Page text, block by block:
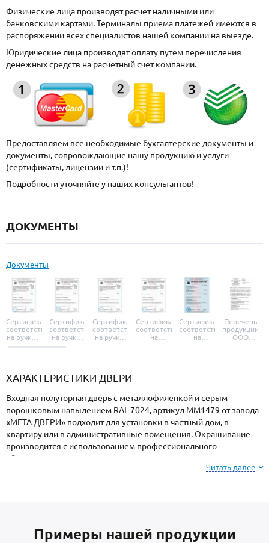
Физические лица производят расчет наличными или
банковскими картами. Терминалы приема платежей имеются в
распоряжении всех специалистов нашей компании на выезде.
Юридические лица производят оплату путем перечисления
денежных средств на расчетный счет компании.
Предоставляем все необходимые бухгалтерские документы и
документы, сопровождающие нашу продукцию и услуги
(сертификаты, лицензии и т.п.)!
Подробности уточняйте у наших консультантов!
ДОКУМЕНТЫ
Документы
Сертификат
соответствия
на ручки и
броненакладки
Сертификат
соответствия
на ручки-
защелки
Сертификат
соответствия
на ручки-
Сертификат
соответствия
на
Сертификат
соответствия
на
Перечень
продукции
ООО
ХАРАКТЕРИСТИКИ ДВЕРИ
Входная полуторная дверь с металлофиленкой и серым
порошковым напылением RAL 7024, артикул ММ1479 от завода
«МЕТА ДВЕРИ» подходит для установки в частный дом, в
квартиру или в административные помещения. Окрашивание
производится с использованием профессионального
оборудования и закреплением в термопечи, поэтому
поверхность устойчива к механическим повреждениям,
фактурупорошкового покрытия из вариантов,
Читать далее
Примеры нашей продукции